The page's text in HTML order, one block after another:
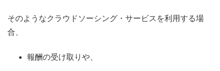
そのようなクラウドソーシング・サービスを利用する場
合、
報酬の受け取りや、